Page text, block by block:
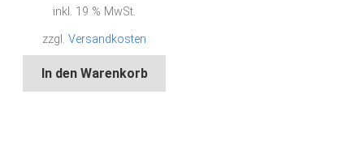
inkl. 19 % MwSt.
zzgl.Versandkosten
In den Warenkorb